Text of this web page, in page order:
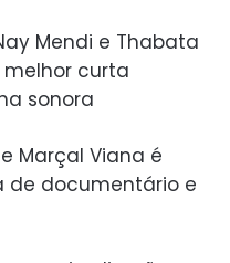
Mendi e Thabata
curta
sonora
Marçal Viana é
de documentário e